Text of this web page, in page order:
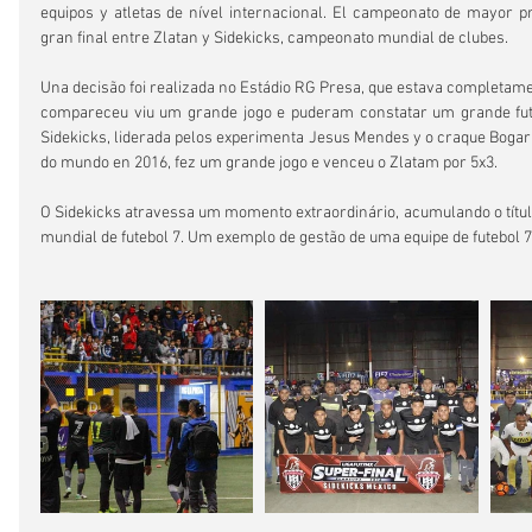
equipos y atletas de nível internacional. El campeonato de mayor
gran final entre Zlatan y Sidekicks, campeonato mundial de clubes.
Una decisão foi realizada no Estádio RG Presa, que estava
compareceu viu um grande jogo e puderam constatar um grande
Sidekicks, liderada pelos experimenta Jesus Mendes y o craque
do mundo en 2016, fez um grande jogo e venceu o Zlatam por 5x3.
O Sidekicks atravessa um momento extraordinário, acumulando o
mundial de futebol 7. Um exemplo de gestão de uma equipe de futebol